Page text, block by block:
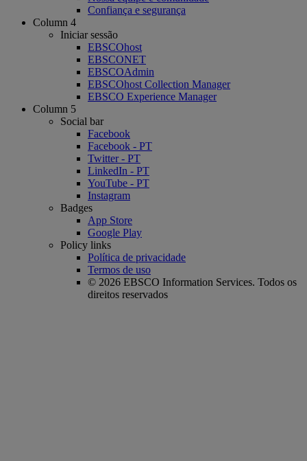
Confiança e segurança
Column 4
Iniciar sessão
EBSCOhost
EBSCONET
EBSCOAdmin
EBSCOhost Collection Manager
EBSCO Experience Manager
Column 5
Social bar
Facebook
Facebook - PT
Twitter - PT
LinkedIn - PT
YouTube - PT
Instagram
Badges
App Store
Google Play
Policy links
Política de privacidade
Termos de uso
© 2026 EBSCO Information Services. Todos os
direitos reservados